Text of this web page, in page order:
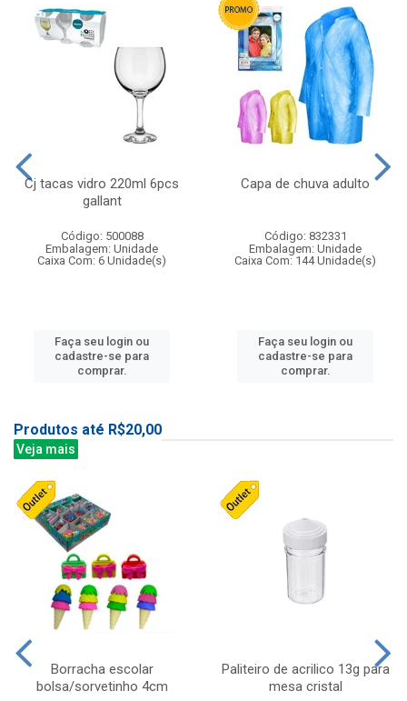
Cj tacas vidro 220ml 6pcs
gallant
Código: 500088
Embalagem: Unidade
Caixa Com: 6 Unidade(s)
Faça seu login ou
cadastre-se para
comprar.
Capa de chuva adulto
Código: 832331
Embalagem: Unidade
Caixa Com: 144 Unidade(s)
Faça seu login ou
cadastre-se para
comprar.
Produtos até R$20,00
Veja mais
Borracha escolar
bolsa/sorvetinho 4cm
Paliteiro de acrilico 13g para
mesa cristal